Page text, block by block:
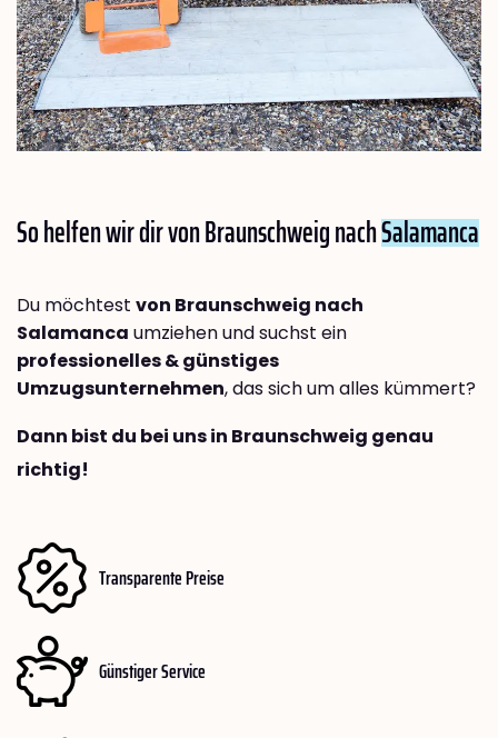
So helfen wir dir von Braunschweig nachSalamanca
Du möchtest von Braunschweig nach
Salamanca umziehen und suchst ein
professionelles & günstiges
Umzugsunternehmen, das sich um alles kümmert?
Dann bist du bei uns in Braunschweig genau
richtig!
Transparente Preise
Günstiger Service